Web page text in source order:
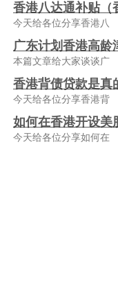
香港八达通补贴（
今天给各位分享香港八
广东计划香港高龄
本篇文章给大家谈谈广
香港背债贷款是真
今天给各位分享香港背
如何在香港开设美
今天给各位分享如何在